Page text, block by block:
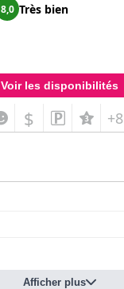
8,0 Très bien
Voir les disponibilités
$ +8
Afficher plus